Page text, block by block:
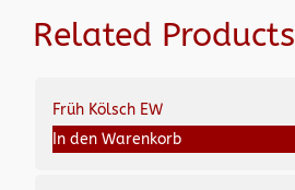
Related Products
Früh Kölsch EW
In den Warenkorb